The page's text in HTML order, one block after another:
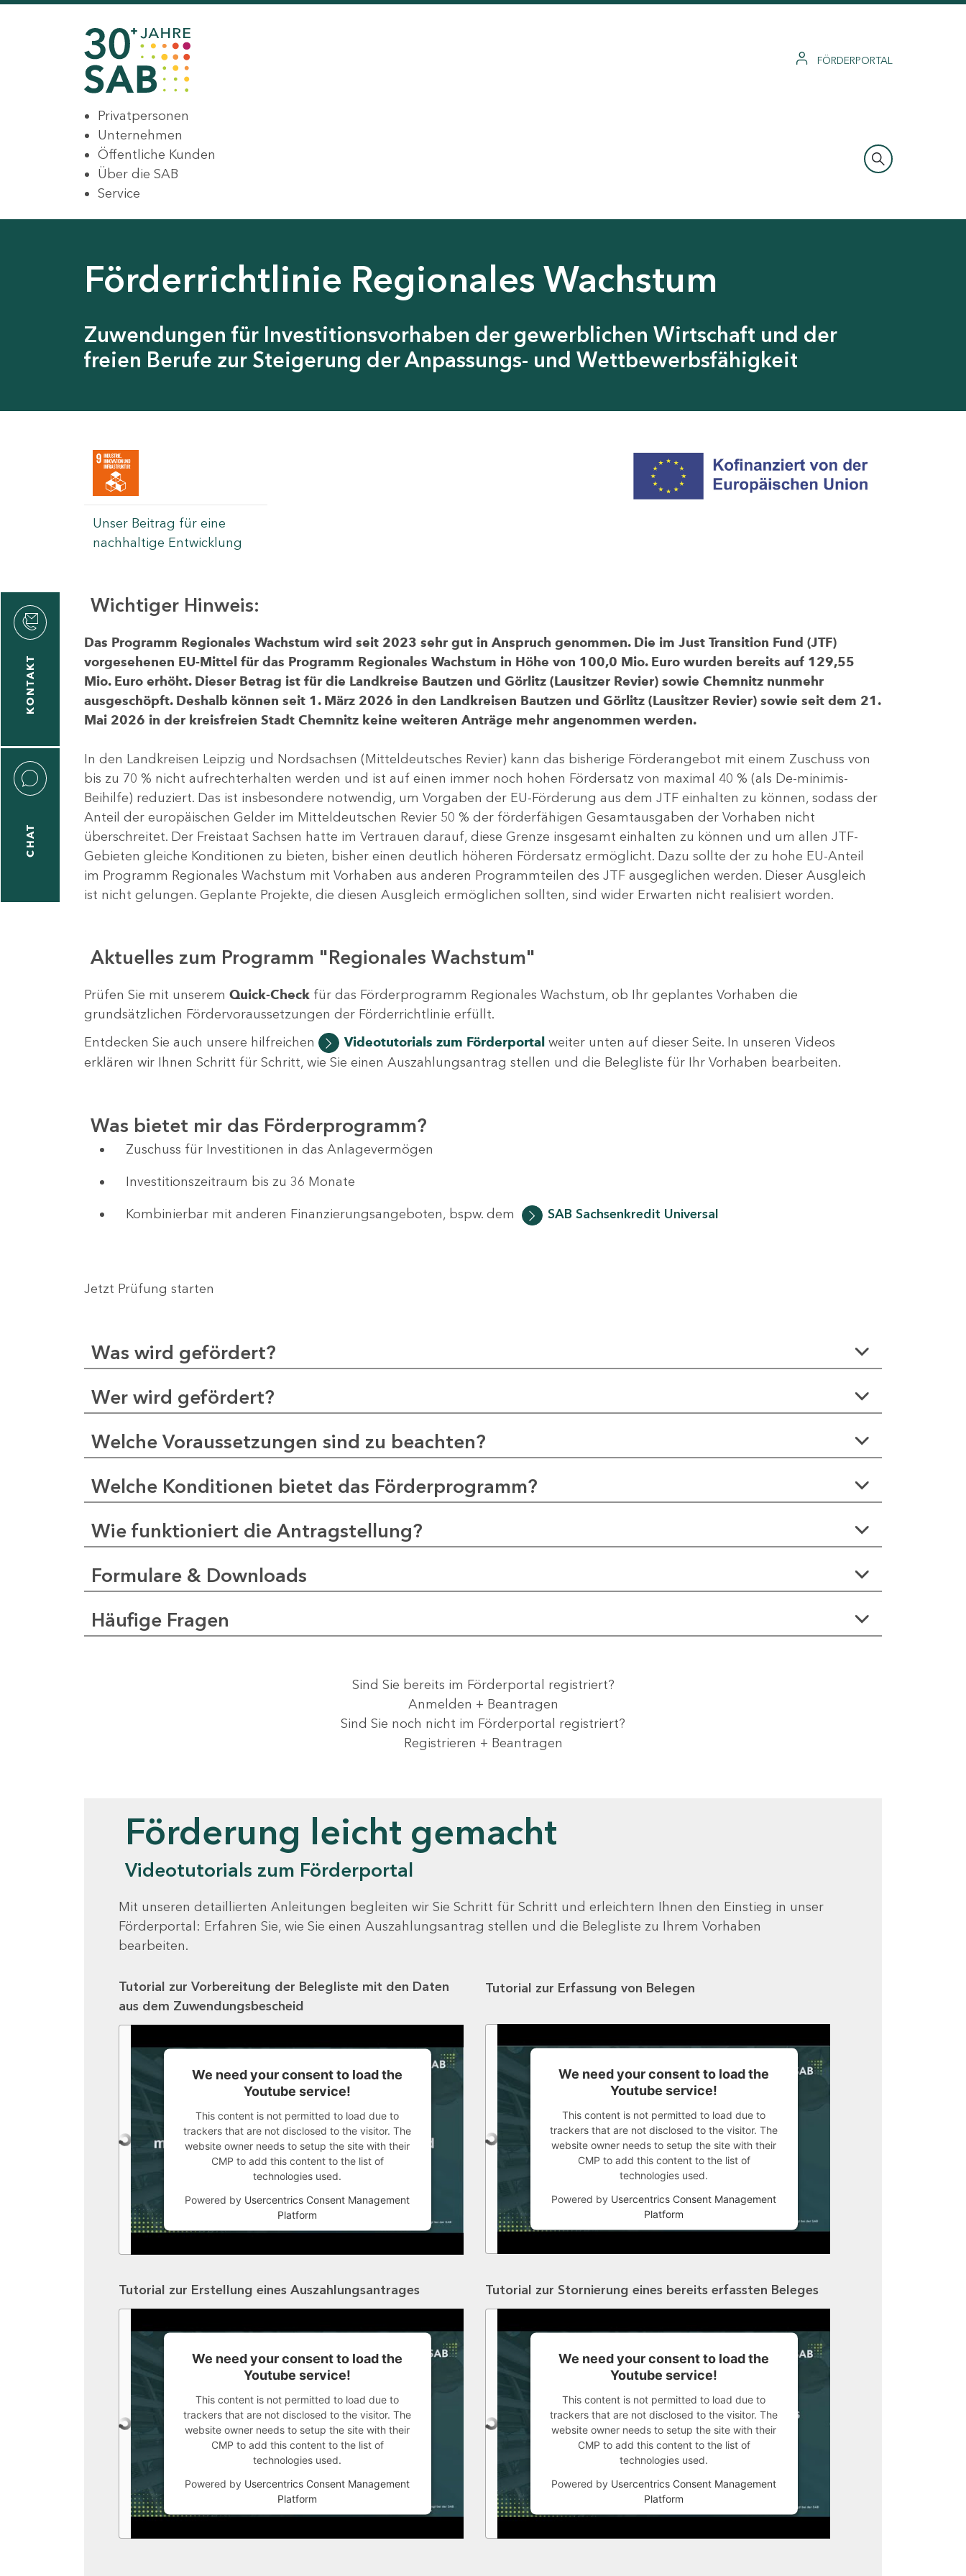
FÖRDERPORTAL
Privatpersonen
Unternehmen
Öffentliche Kunden
Über die SAB
Service
Förderrichtlinie Regionales Wachstum
Zuwendungen für Investitionsvorhaben der gewerblichen Wirtschaft und der
freien Berufe zur Steigerung der Anpassungs- und Wettbewerbsfähigkeit
Unser Beitrag für eine
nachhaltige Entwicklung
KONTAKT
CHAT
Wichtiger Hinweis:
Das Programm Regionales Wachstum wird seit 2023 sehr gut in Anspruch genommen. Die im Just Transition Fund (JTF)
vorgesehenen EU-Mittel für das Programm Regionales Wachstum in Höhe von 100,0 Mio. Euro wurden bereits auf 129,55
Mio. Euro erhöht. Dieser Betrag ist für die Landkreise Bautzen und Görlitz (Lausitzer Revier) sowie Chemnitz nunmehr
ausgeschöpft. Deshalb können seit 1. März 2026 in den Landkreisen Bautzen und Görlitz (Lausitzer Revier) sowie seit dem 21.
Mai 2026 in der kreisfreien Stadt Chemnitz keine weiteren Anträge mehr angenommen werden.
In den Landkreisen Leipzig und Nordsachsen (Mitteldeutsches Revier) kann das bisherige Förderangebot mit einem Zuschuss von
bis zu 70 % nicht aufrechterhalten werden und ist auf einen immer noch hohen Fördersatz von maximal 40 % (als De-minimis-
Beihilfe) reduziert. Das ist insbesondere notwendig, um Vorgaben der EU-Förderung aus dem JTF einhalten zu können, sodass der
Anteil der europäischen Gelder im Mitteldeutschen Revier 50 % der förderfähigen Gesamtausgaben der Vorhaben nicht
überschreitet. Der Freistaat Sachsen hatte im Vertrauen darauf, diese Grenze insgesamt einhalten zu können und um allen JTF-
Gebieten gleiche Konditionen zu bieten, bisher einen deutlich höheren Fördersatz ermöglicht. Dazu sollte der zu hohe EU-Anteil
im Programm Regionales Wachstum mit Vorhaben aus anderen Programmteilen des JTF ausgeglichen werden. Dieser Ausgleich
ist nicht gelungen. Geplante Projekte, die diesen Ausgleich ermöglichen sollten, sind wider Erwarten nicht realisiert worden.
Aktuelles zum Programm "Regionales Wachstum"
Prüfen Sie mit unserem Quick-Check für das Förderprogramm Regionales Wachstum, ob Ihr geplantes Vorhaben die
grundsätzlichen Fördervoraussetzungen der Förderrichtlinie erfüllt.
Entdecken Sie auch unsere hilfreichen
Videotutorials zum Förderportalweiter unten auf dieser Seite. In unseren Videos
erklären wir Ihnen Schritt für Schritt, wie Sie einen Auszahlungsantrag stellen und die Belegliste für Ihr Vorhaben bearbeiten.
Was bietet mir das Förderprogramm?
Zuschuss für Investitionen in das Anlagevermögen
Investitionszeitraum bis zu 36 Monate
Kombinierbar mit anderen Finanzierungsangeboten, bspw. dem SAB Sachsenkredit Universal
Jetzt Prüfung starten
Was wird gefördert?
Wer wird gefördert?
Welche Voraussetzungen sind zu beachten?
Welche Konditionen bietet das Förderprogramm?
Wie funktioniert die Antragstellung?
Formulare & Downloads
Häufige Fragen
Sind Sie bereits im Förderportal registriert?
Anmelden + Beantragen
Sind Sie noch nicht im Förderportal registriert?
Registrieren + Beantragen
Förderung leicht gemacht
Videotutorials zum Förderportal
Mit unseren detaillierten Anleitungen begleiten wir Sie Schritt für Schritt und erleichtern Ihnen den Einstieg in unser
Förderportal: Erfahren Sie, wie Sie einen Auszahlungsantrag stellen und die Belegliste zu Ihrem Vorhaben
bearbeiten.
Tutorial zur Vorbereitung der Belegliste mit den Daten
aus dem Zuwendungsbescheid
We need your consent to load the
Youtube service!
This content is not permitted to load due to
trackers that are not disclosed to the visitor. The
website owner needs to setup the site with their
CMP to add this content to the list of
technologies used.
Powered by Usercentrics Consent Management
Platform
Tutorial zur Erfassung von Belegen
We need your consent to load the
Youtube service!
This content is not permitted to load due to
trackers that are not disclosed to the visitor. The
website owner needs to setup the site with their
CMP to add this content to the list of
technologies used.
Powered by Usercentrics Consent Management
Platform
Tutorial zur Erstellung eines Auszahlungsantrages
We need your consent to load the
Youtube service!
This content is not permitted to load due to
trackers that are not disclosed to the visitor. The
website owner needs to setup the site with their
CMP to add this content to the list of
technologies used.
Powered by Usercentrics Consent Management
Platform
Tutorial zur Stornierung eines bereits erfassten Beleges
We need your consent to load the
Youtube service!
This content is not permitted to load due to
trackers that are not disclosed to the visitor. The
website owner needs to setup the site with their
CMP to add this content to the list of
technologies used.
Powered by Usercentrics Consent Management
Platform